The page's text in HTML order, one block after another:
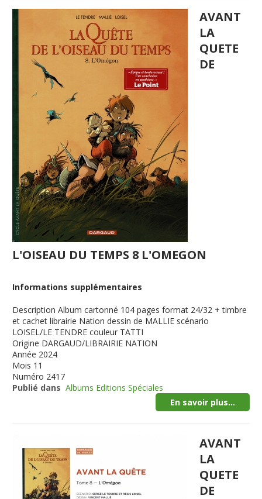
AVANT
LA
QUETE
DE
L'OISEAU DU TEMPS 8 L'OMEGON
Informations supplémentaires
Description Album cartonné 104 pages format 24/32 + timbre
et cachet librairie Nation dessin de MALLIE scénario
LOISEL/LE TENDRE couleur TATTI
Origine DARGAUD/LIBRAIRIE NATION
Année 2024
Mois 11
Numéro 2417
Publié dans Albums Editions Spéciales
En savoir plus...
AVANT
LA
QUETE
DE